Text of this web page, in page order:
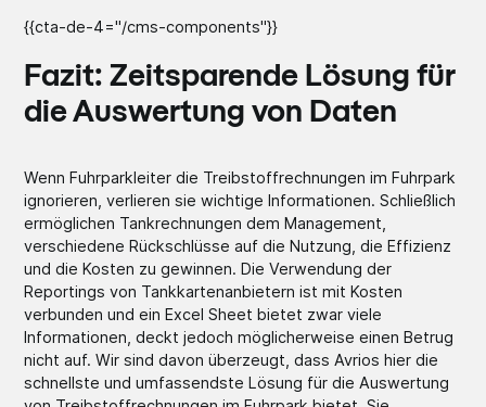
{{cta-de-4="/cms-components"}}
Fazit: Zeitsparende Lösung für
die Auswertung von Daten
Wenn Fuhrparkleiter die Treibstoffrechnungen im Fuhrpark
ignorieren, verlieren sie wichtige Informationen. Schließlich
ermöglichen Tankrechnungen dem Management,
verschiedene Rückschlüsse auf die Nutzung, die Effizienz
und die Kosten zu gewinnen. Die Verwendung der
Reportings von Tankkartenanbietern ist mit Kosten
verbunden und ein Excel Sheet bietet zwar viele
Informationen, deckt jedoch möglicherweise einen Betrug
nicht auf. Wir sind davon überzeugt, dass Avrios hier die
schnellste und umfassendste Lösung für die Auswertung